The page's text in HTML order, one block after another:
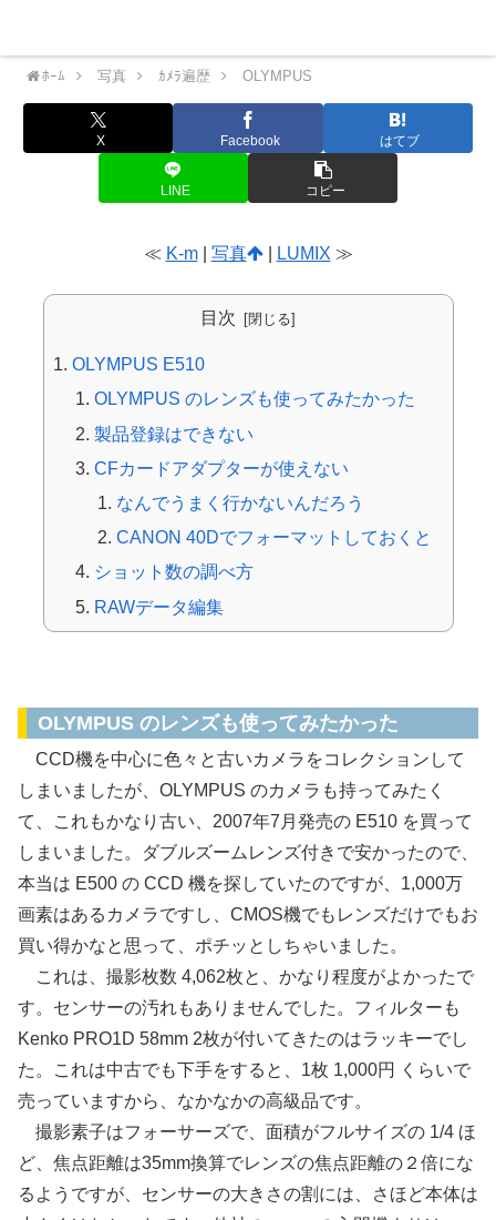
ﾎｰﾑ 写真 ｶﾒﾗ遍歴 OLYMPUS
X Facebook はてブ
LINE コピー
≪ K-m| 写真 | LUMIX ≫
目次
OLYMPUS E510
OLYMPUS のレンズも使ってみたかった
製品登録はできない
CFカードアダプターが使えない
なんでうまく行かないんだろう
CANON 40Dでフォーマットしておくと
ショット数の調べ方
RAWデータ編集
OLYMPUS のレンズも使ってみたかった
CCD機を中心に色々と古いカメラをコレクションして
しまいましたが、OLYMPUS のカメラも持ってみたく
て、これもかなり古い、2007年7月発売の E510 を買って
しまいました。ダブルズームレンズ付きで安かったので、
本当は E500 の CCD 機を探していたのですが、1,000万
画素はあるカメラですし、CMOS機でもレンズだけでもお
買い得かなと思って、ポチッとしちゃいました。
これは、撮影枚数 4,062枚と、かなり程度がよかったで
す。センサーの汚れもありませんでした。フィルターも
Kenko PRO1D 58mm 2枚が付いてきたのはラッキーでし
た。これは中古でも下手をすると、1枚 1,000円 くらいで
売っていますから、なかなかの高級品です。
撮影素子はフォーサーズで、面積がフルサイズの 1/4 ほ
ど、焦点距離は35mm換算でレンズの焦点距離の２倍にな
るようですが、センサーの大きさの割には、さほど本体は